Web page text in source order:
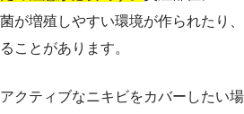
菌が増殖しやすい環境が作られたり
ることがあります。
アクティブなニキビをカバーしたい